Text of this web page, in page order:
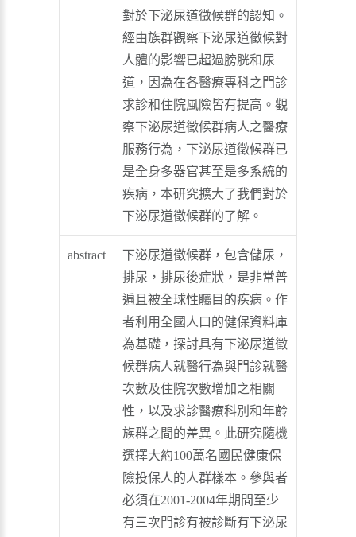
對於下泌尿道徵候群的認知。
經由族群觀察下泌尿道徵候對
人體的影響已超過膀胱和尿
道，因為在各醫療專科之門診
求診和住院風險皆有提高。觀
察下泌尿道徵候群病人之醫療
服務行為，下泌尿道徵候群已
是全身多器官甚至是多系統的
疾病，本研究擴大了我們對於
下泌尿道徵候群的了解。
abstract
下泌尿道徵候群，包含儲尿，
排尿，排尿後症狀，是非常普
遍且被全球性矚目的疾病。作
者利用全國人口的健保資料庫
為基礎，探討具有下泌尿道徵
候群病人就醫行為與門診就醫
次數及住院次數增加之相關
性，以及求診醫療科別和年齡
族群之間的差異。此研究隨機
選擇大約100萬名國民健康保
險投保人的人群樣本。參與者
必須在2001-2004年期間至少
有三次門診有被診斷有下泌尿